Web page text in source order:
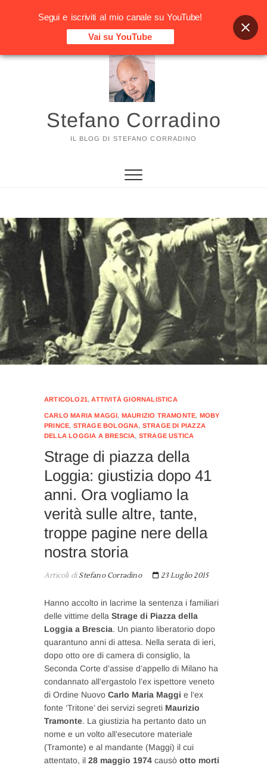
Vai
Stefano Corradino
IL BLOG DI STEFANO CORRADINO
ARTICOLO21,ATTIVITÀ GIORNALISTICA
CARLO MARIA MAGGI, MAURIZIO TRAMONTE, MOBY
PRINCE, STRAGE BOLOGNA, STRAGE DI PIAZZA
DELLA LOGGIA A BRESCIA, STRAGE USTICA
Strage di piazza della
Loggia: giustizia dopo 41
anni. Ora vogliamo la
verità sulle altre, tante,
troppe pagine nere della
nostra storia
Articoli diStefano Corradino 23 Luglio 2015
Hanno accolto in lacrime la sentenza i familiari
delle vittime della Strage di Piazza della
Loggia a Brescia. Un pianto liberatorio dopo
quarantuno anni di attesa. Nella serata di ieri,
dopo otto ore di camera di consiglio, la
Seconda Corte d’assise d’appello di Milano ha
condannato all’ergastolo l’ex ispettore veneto
di Ordine Nuovo Carlo Maria Maggi e l’ex
fonte ‘Tritone’ dei servizi segreti Maurizio
Tramonte. La giustizia ha pertanto dato un
nome e un volto all’esecutore materiale
(Tramonte) e al mandante (Maggi) il cui
attentato, il 28 maggio 1974 causò otto morti
Segui e iscriviti al mio canale su YouTube!
Vai su YouTube